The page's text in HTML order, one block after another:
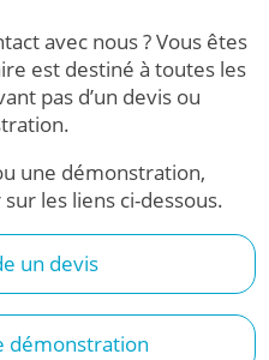
avec nous ? Vous êtes
est destiné à toutes les
pas d’un devis ou
une démonstration,
les liens ci-dessous.
un devis
démonstration